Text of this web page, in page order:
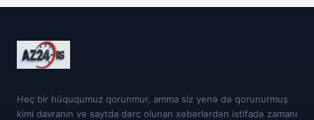
Heç bir hüququmuz qorunmur, amma siz yenə də qorunurmuş
kimi davranın və saytda dərc olunan xəbərlərdən istifadə zamanı